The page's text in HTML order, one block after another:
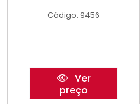
Código: 9456
Ver
preço